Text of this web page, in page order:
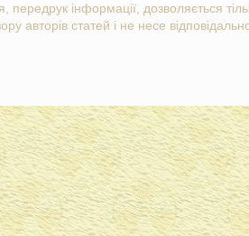
передрук інформації, дозволяється
авторів статей і не несе